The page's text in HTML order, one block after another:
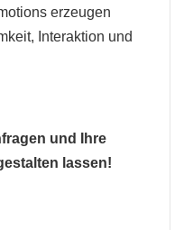
erzeugen
Interaktion und
und Ihre
lassen!